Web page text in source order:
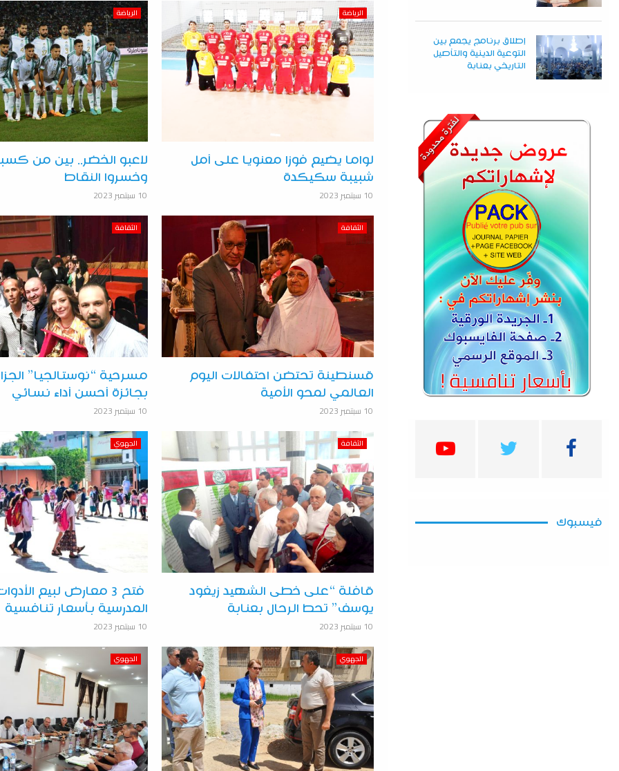
الرياضة
لواما يضيع فوزا معنويا على أمل
شبيبة سكيكدة
10 سبتمبر 2023
الرياضة
لاعبو الخضر.. بين من
وخسروا النقاط
10 سبتمبر 2023
الثقافة
قسنطينة تحتضن احتفالات اليوم
العالمي لمحو الأمية
10 سبتمبر 2023
الثقافة
مسرحية “نوستالجيا”
بجائزة أحسن أداء نسائي
10 سبتمبر 2023
الثقافة
قافلة “على خطى الشهيد زيغود
يوسف” تحط الرحال بعنابة
10 سبتمبر 2023
الجهوي
فتح 3 معارض لبيع
المدرسية بأسعار تنافسية‎
10 سبتمبر 2023
الجهوي الجهوي
إطلاق برنامج يجمع بين
التوعية الدينية والتأصيل
التاريخي بعنابة
فيسبوك